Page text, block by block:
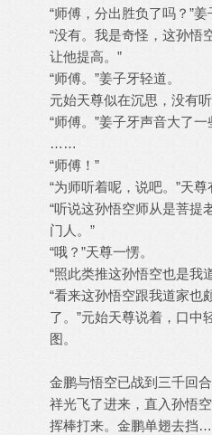
“师傅，分出胜负了吗？”姜
“没有。我是奇怪，这孙悟
让他提高。”
“师傅。”姜子牙轻道。
元始天尊似在沉思，没有听
“师傅。”姜子牙声音大了一
……
“师傅！”
“为师听着呢，说吧。”天尊
“听说这孙悟空师从是菩提
门人。”
“哦？”天尊一愣。
“照此类推这孙悟空也是我
“看来这孙悟空跟我道家也
了。”元始天尊说着，口中
图。
金鹏与悟空已战到三千回
祥光飞了进来，直入孙悟
挥棒打来。金鹏单翅去挡